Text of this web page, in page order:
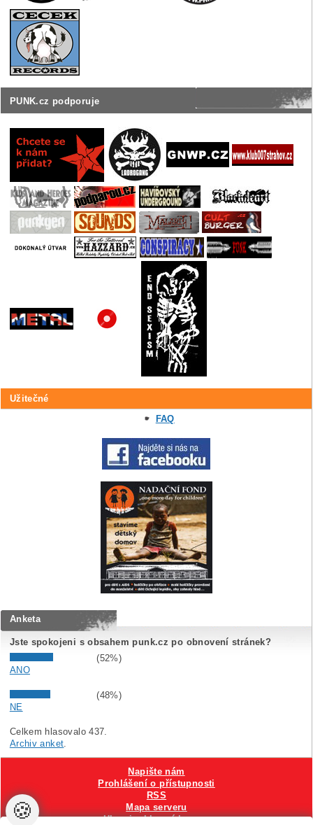
PUNK.cz podporuje
Užitečné
FAQ
Anketa
Jste spokojeni s obsahem punk.cz po obnovení stránek?
(52%)
ANO
(48%)
NE
Celkem hlasovalo 437.
Archiv anket.
Napište nám
Prohlášení o přístupnosti
RSS
Mapa serveru
Hlavni reklamní banner
🍪